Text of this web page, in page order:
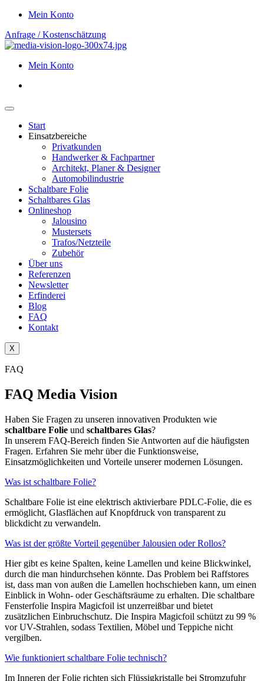
Mein Konto
Anfrage / Kostenschätzung
Mein Konto
Start
Einsatzbereiche
Privatkunden
Handwerker & Fachpartner
Architekt, Planer & Designer
Automobilindustrie
Schaltbare Folie
Schaltbares Glas
Onlineshop
Jalousino
Mustersets
Trafos/Netzteile
Zubehör
Über uns
Referenzen
Newsletter
Erfinderei
Blog
FAQ
Kontakt
X
FAQ
FAQ Media Vision
Haben Sie Fragen zu unseren innovativen Produkten wie
schaltbare Folie und schaltbares Glas?
In unserem FAQ-Bereich finden Sie Antworten auf die häufigsten
Fragen. Erfahren Sie mehr über die Funktionsweise,
Einsatzmöglichkeiten und Vorteile unserer modernen Lösungen.
Was ist schaltbare Folie?
Schaltbare Folie ist eine elektrisch aktivierbare PDLC-Folie, die es
ermöglicht, Glasflächen auf Knopfdruck von transparent zu
blickdicht zu verwandeln.
Was ist der größte Vorteil gegenüber Jalousien oder Rollos?
Hier gibt es keine Spalten, keine Lamellen und keine Blickwinkel,
durch die man hindurchsehen könnte. Das Problem bei Raffstores
ist, dass man von außen die Lamellen hochschieben kann, um einen
Einblick in Wohn- oder Geschäftsräume zu erhalten. Die schaltbare
Fensterfolie Inspira Magicfoil ist unzerreißbar und bietet
zusätzlichen Einbruchschutz. Die Inspira Magicfoil schützt zu 99 %
vor UV-Strahlen, sodass Textilien, Möbel und Teppiche nicht
vergilben.
Wie funktioniert schaltbare Folie technisch?
Im Inneren der Folie richten sich Flüssigkristalle bei Stromzufuhr